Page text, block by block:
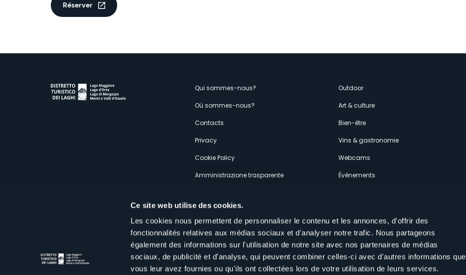
Ce site web utilise des cookies.
Les cookies nous permettent de personnaliser le contenu et les annonces, d'offrir des
fonctionnalités relatives aux médias sociaux et d'analyser notre trafic. Nous partageons
également des informations sur l'utilisation de notre site avec nos partenaires de médias
sociaux, de publicité et d'analyse, qui peuvent combiner celles-ci avec d'autres informations que
vous leur avez fournies ou qu'ils ont collectées lors de votre utilisation de leurs services.
Réserver
Menù
secondario
Qui sommes-nous?
Où sommes-nous?
Contacts
Privacy
Cookie Policy
Amministrazione trasparente
Outdoor
Art & culture
Bien-être
Vins & gastronomie
Webcams
Événements
Distretto Turistico dei Laghi Scrl
Sede legale e operativa: Corso Italia 26 - 28838 Stresa VB - Italy
Suivez-nous sur nos réseaux sociaux